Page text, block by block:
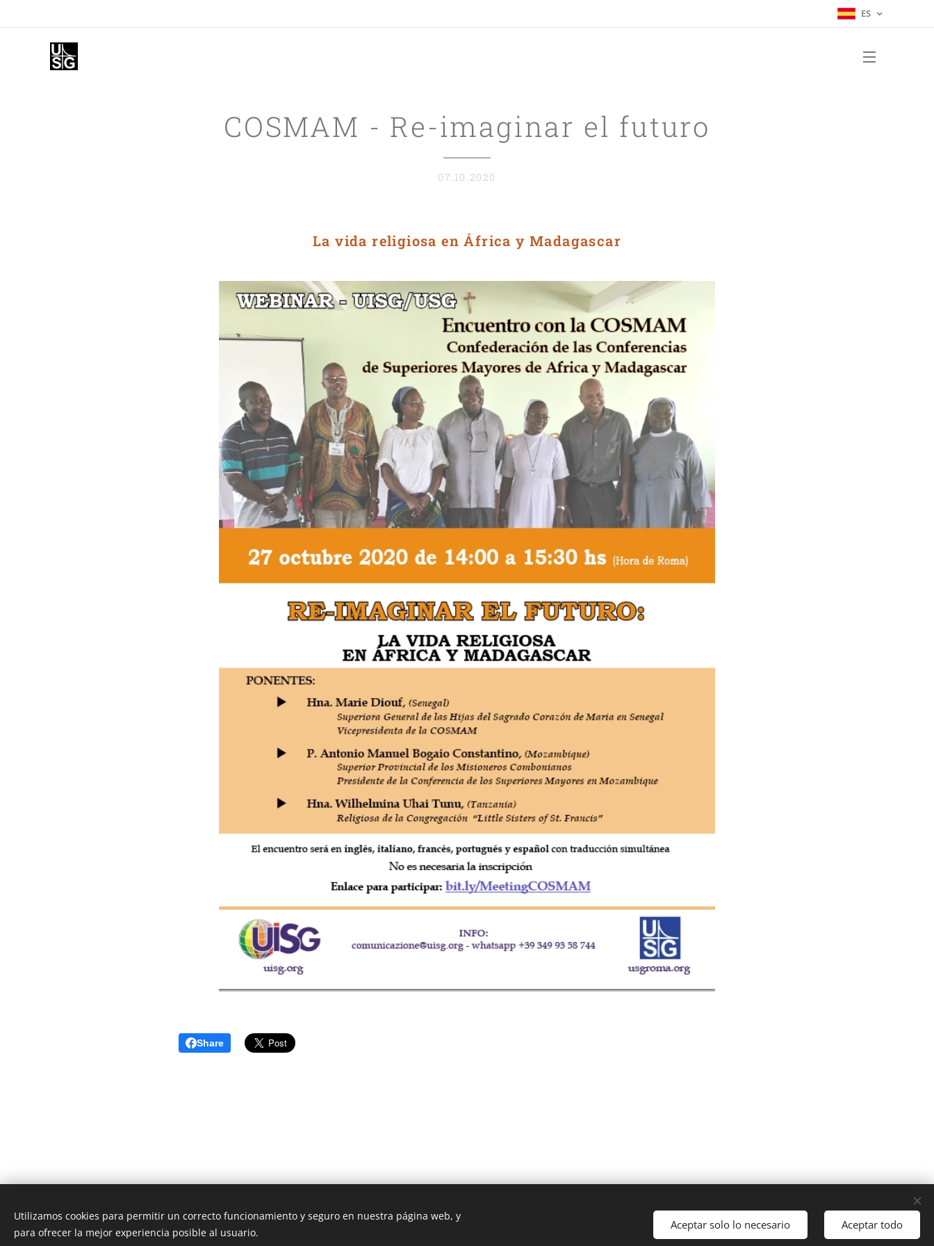
ES
COSMAM - Re-imaginar el futuro
07.10.2020
La vida religiosa en África y Madagascar
Share
Unione Superiori Generali - Via dei Penitenzieri 19 -00193 ROMA
Cookies
Idiomas
Français Español
Utilizamos cookies para permitir un correcto funcionamiento y seguro en nuestra página web, y
para ofrecer la mejor experiencia posible al usuario.
Aceptar solo lo necesario Aceptar todo